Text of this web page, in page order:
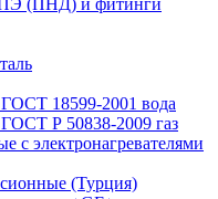
18599-2001 вода
Р 50838-2009 газ
с электронагревателями
(Турция)